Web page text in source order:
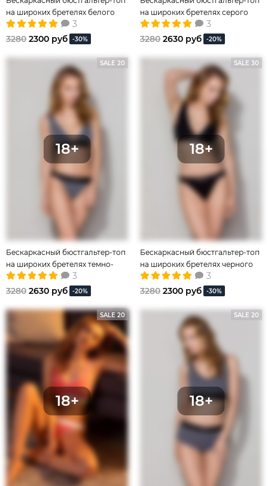
на широких бретелях белого
цвета
3
3280 2300 руб -30%
на широких бретелях серого
цвета
3
3280 2630 руб -20%
SALE 20
Бескаркасный бюстгальтер-топ
на широких бретелях темно-
серого цвета
3
3280 2630 руб -20%
SALE 30
Бескаркасный бюстгальтер-топ
на широких бретелях черного
цвета
3
3280 2300 руб -30%
SALE 20 SALE 20